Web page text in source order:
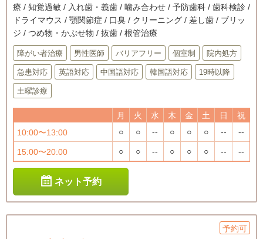
療 / 知覚過敏 / 入れ歯・義歯 / 噛み合わせ / 予防歯科 / 歯科検診 /
ドライマウス / 顎関節症 / 口臭 / クリーニング / 差し歯 / ブリッ
ジ / つめ物・かぶせ物 / 抜歯 / 根管治療
障がい者治療 男性医師 バリアフリー 個室制 院内処方
急患対応 英語対応 中国語対応 韓国語対応 19時以降
土曜診療
月 火 水 木 金 土 日
祝
10:00〜13:00
○ ○ -- ○ ○ ○ -- --
15:00〜20:00 ○ ○ -- ○ ○ ○ -- --
ネット予約
予約可